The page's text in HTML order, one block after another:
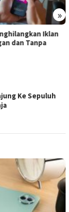
»
Iklan
dan Tanpa
Ke Sepuluh